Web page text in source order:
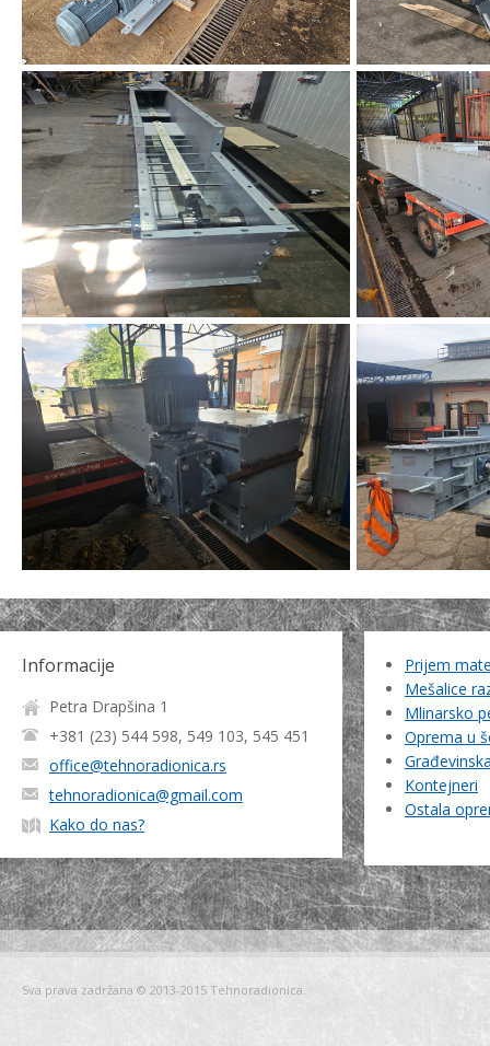
Informacije
Petra Drapšina 1
+381 (23) 544 598, 549 103, 545 451
office@tehnoradionica.rs
tehnoradionica@gmail.com
Kako do nas?
Prijem
Mešalice
Mlinarsko
Oprema u
Kontejneri
Ostala
Sva prava zadržana © 2013-2015 Tehnoradionica.